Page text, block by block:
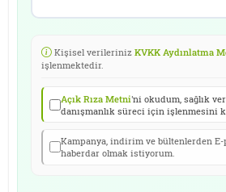
Kişisel verileriniz KVKK Aydınlatma
işlenmektedir.
Açık Rıza Metni'ni okudum, sağlık
danışmanlık süreci için işlenmesini
Kampanya, indirim ve bültenlerden E-
haberdar olmak istiyorum.